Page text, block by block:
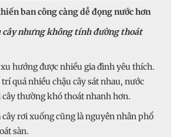
ban công càng dễ đọng nước hơn
cây nhưng không tính đường thoát
hướng được nhiều gia đình yêu thích.
quá nhiều chậu cây sát nhau, nước
thường khó thoát nhanh hơn.
cây rơi xuống cũng là nguyên nhân phổ
sàn.